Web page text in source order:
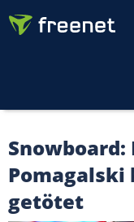
Pomagalski
getötet